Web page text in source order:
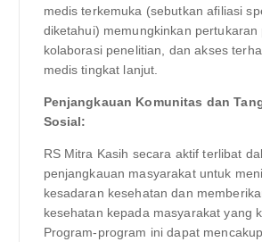
medis terkemuka (sebutkan afiliasi
diketahui) memungkinkan pertukaran
kolaborasi penelitian, dan akses
medis tingkat lanjut.
Penjangkauan Komunitas dan
Sosial:
RS Mitra Kasih secara aktif terlibat
penjangkauan masyarakat untuk
kesadaran kesehatan dan
kesehatan kepada masyarakat yang
Program-program ini dapat